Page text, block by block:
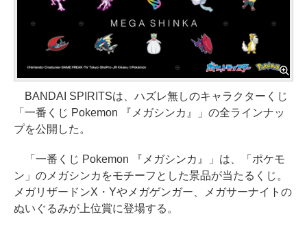
BANDAI SPIRITSは、ハズレ無しのキャラクターくじ
「一番くじ Pokemon 『メガシンカ』」の全ラインナッ
プを公開した。
「一番くじ Pokemon 『メガシンカ』」は、「ポケモ
ン」のメガシンカをモチーフとした景品が当たるくじ。
メガリザードンX・Yやメガゲンガー、メガサーナイトの
ぬいぐるみが上位賞に登場する。